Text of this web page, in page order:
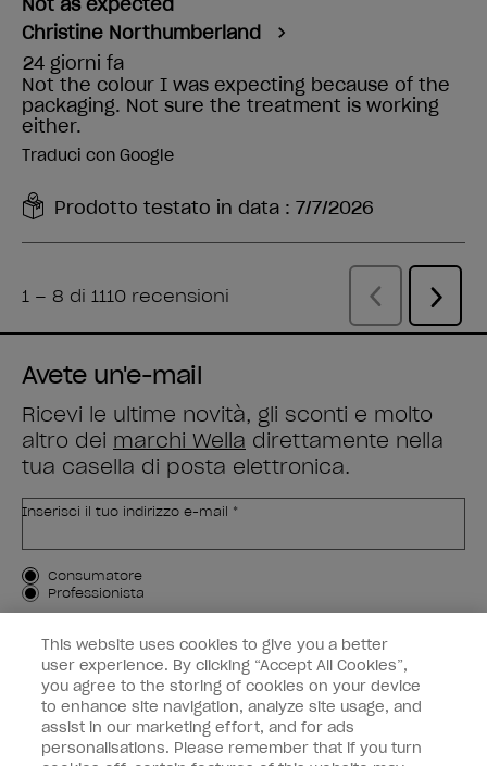
Avete un'e-mail
Ricevi le ultime novità, gli sconti e molto
altro dei marchi Wella direttamente nella
tua casella di posta elettronica.
Inserisci il tuo indirizzo e-mail *
Tipo di cliente
Consumatore
Professionista
ISCRIVIMI
Informazioni per i clienti
OPI & voi
This website uses cookies to give you a better
user experience. By clicking “Accept All Cookies”,
you agree to the storing of cookies on your device
to enhance site navigation, analyze site usage, and
assist in our marketing effort, and for ads
personalisations. Please remember that if you turn